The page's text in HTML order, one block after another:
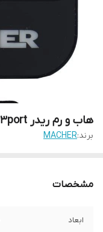
هاب و رم ریدر Macher MR-139 3port
برند:MACHER
مشخصات
ابعاد